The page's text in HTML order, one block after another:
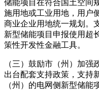
储能项目在符合国土空间
施用地或工业用地，用户
商业企业用地统一规划。
新型储能项目申报使用超
策性开发性金融工具。
（三）鼓励市（州）加
出台配套支持政策，支持
（州）的电网侧新型储能